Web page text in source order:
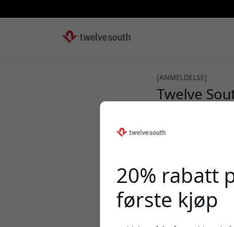
[ANMELDELSE]
Twelve
20% rabatt
første kjøp